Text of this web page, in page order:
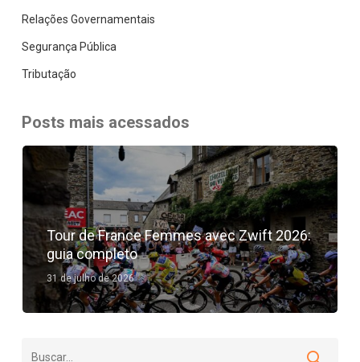
Relações Governamentais
Segurança Pública
Tributação
Posts mais acessados
Tour de France Femmes avec Zwift 2026:
guia completo
31 de julho de 2026